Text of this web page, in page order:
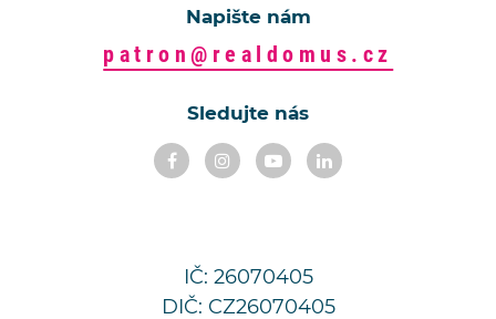
Napište nám
patron@realdomus.cz
Sledujte nás
IČ: 26070405
DIČ: CZ26070405